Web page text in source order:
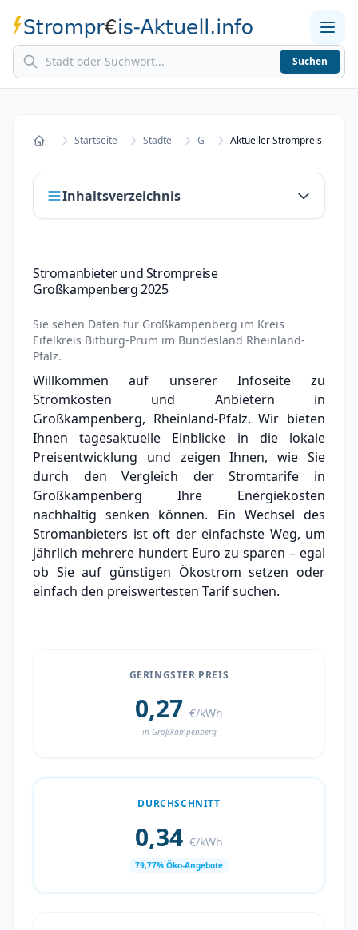
Home
Stromkosten berechnen
Suchen
StartseiteStartseite Städte G
Inhaltsverzeichnis
Großkampenberg 2025
Strompreisvergleich Großkampenberg 2025
Experten-Analyse: Strommarkt in
Großkampenberg
Aktueller Strompreis in Großkampenberg
Stromanbieter in der Nähe von
Großkampenberg
Stromanbieter und Strompreise
Großkampenberg 2025
Sie sehen Daten für Großkampenberg im Kreis
Eifelkreis Bitburg-Prüm im Bundesland Rheinland-
Pfalz.
Willkommen auf unserer Infoseite zu
Stromkosten und Anbietern in
Großkampenberg, Rheinland-Pfalz. Wir bieten
Ihnen tagesaktuelle Einblicke in die lokale
Preisentwicklung und zeigen Ihnen, wie Sie
durch den Vergleich der Stromtarife in
Großkampenberg Ihre Energiekosten
nachhaltig senken können. Ein Wechsel des
Stromanbieters ist oft der einfachste Weg, um
jährlich mehrere hundert Euro zu sparen – egal
ob Sie auf günstigen Ökostrom setzen oder
einfach den preiswertesten Tarif suchen.
GERINGSTER PREIS
0,27 €/kWh
in Großkampenberg
DURCHSCHNITT
0,34 €/kWh
79,77% Öko-Angebote